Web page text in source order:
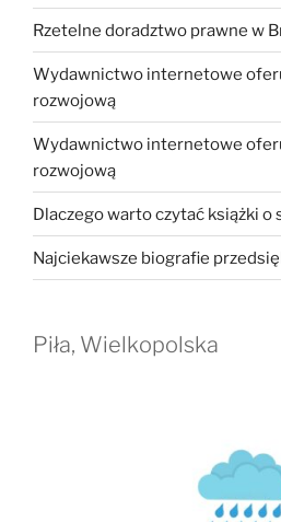
Rzetelne doradztwo prawne w
Wydawnictwo internetowe
rozwojową
Wydawnictwo internetowe
rozwojową
Dlaczego warto czytać książki o
Najciekawsze biografie
Piła, Wielkopolska